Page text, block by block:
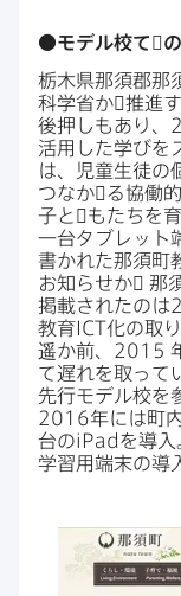
●モデル校て​゙の​
栃木県那須郡那
科学省か​゙推進す
後押しも​あり、
活用した​学びを​
は、​児童生徒の​
つなか​゙る​協働的
子と​゙も​たちを​育
一台タブレット
書かれた​那須町
お知らせか​゙ 那
掲載されたのは
教育 ICT化の​取
遥か前、
2015
て​遅れを​取って
先行モデル校を​
2016年には​町
台のiPad を​導
学習用端末の​導